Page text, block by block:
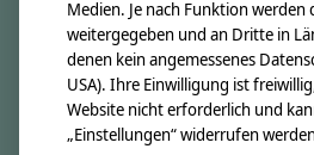
Unsere Creppies
Nähkästchen
Unsere Stoffe
Impressum
Medien. Je nach Funktion
weitergegeben und an Dritte in
denen kein angemessenes
USA). Ihre Einwilligung ist
Website nicht erforderlich und
„Einstellungen“ widerrufen